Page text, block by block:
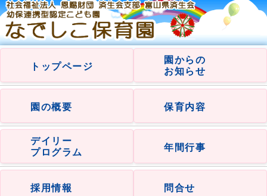
トップページ
園からの
お知らせ
園の概要 保育内容
デイリー
プログラム
年間行事
採用情報 問合せ